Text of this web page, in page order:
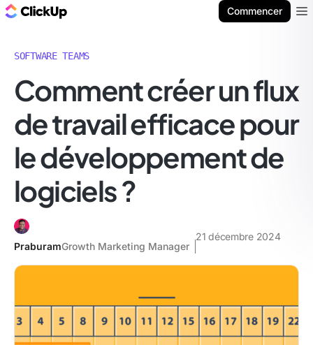
Commencer
SOFTWARE TEAMS
Comment créer un flux
de travail efficace pour
le développement de
logiciels ?
PraburamGrowth Marketing Manager
21 décembre 2024